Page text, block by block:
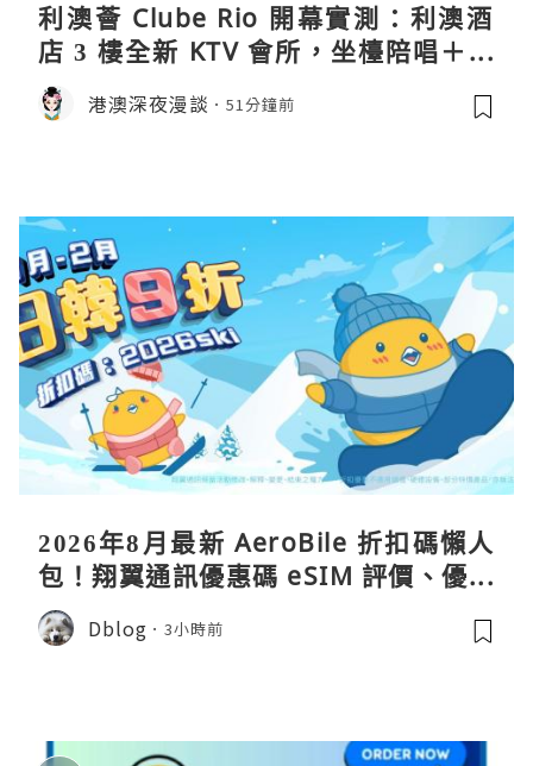
利澳薈 Clube Rio 開幕實測：利澳酒
店 3 樓全新 KTV 會所，坐檯陪唱＋水
療套票一次過睇
港澳深夜漫談 51分鐘前
2026年8月最新 AeroBile 折扣碼懶人
包！翔翼通訊優惠碼 eSIM 評價、優缺
點、蝴蝶wifi機教學完整整理
Dblog 3小時前